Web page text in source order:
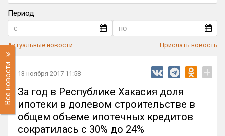
Период
Актуальные новости Прислать новость
Все новости 13 ноября 2017 11:58 +
За год в Республике Хакасия доля
ипотеки в долевом строительстве в
общем объеме ипотечных кредитов
сократилась с 30% до 24%